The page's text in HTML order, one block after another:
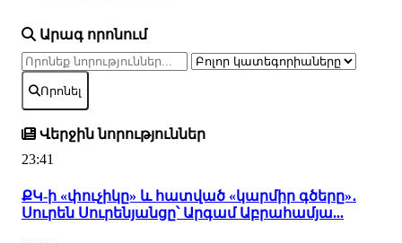
Արագ որոնում
Որոնել
Վերջին նորություններ
23:41
ՔԿ-ի «փուչիկը» և հատված «կարմիր գծերը»․
Սուրեն Սուրենյանցը՝ Արգամ Աբրահամյա...